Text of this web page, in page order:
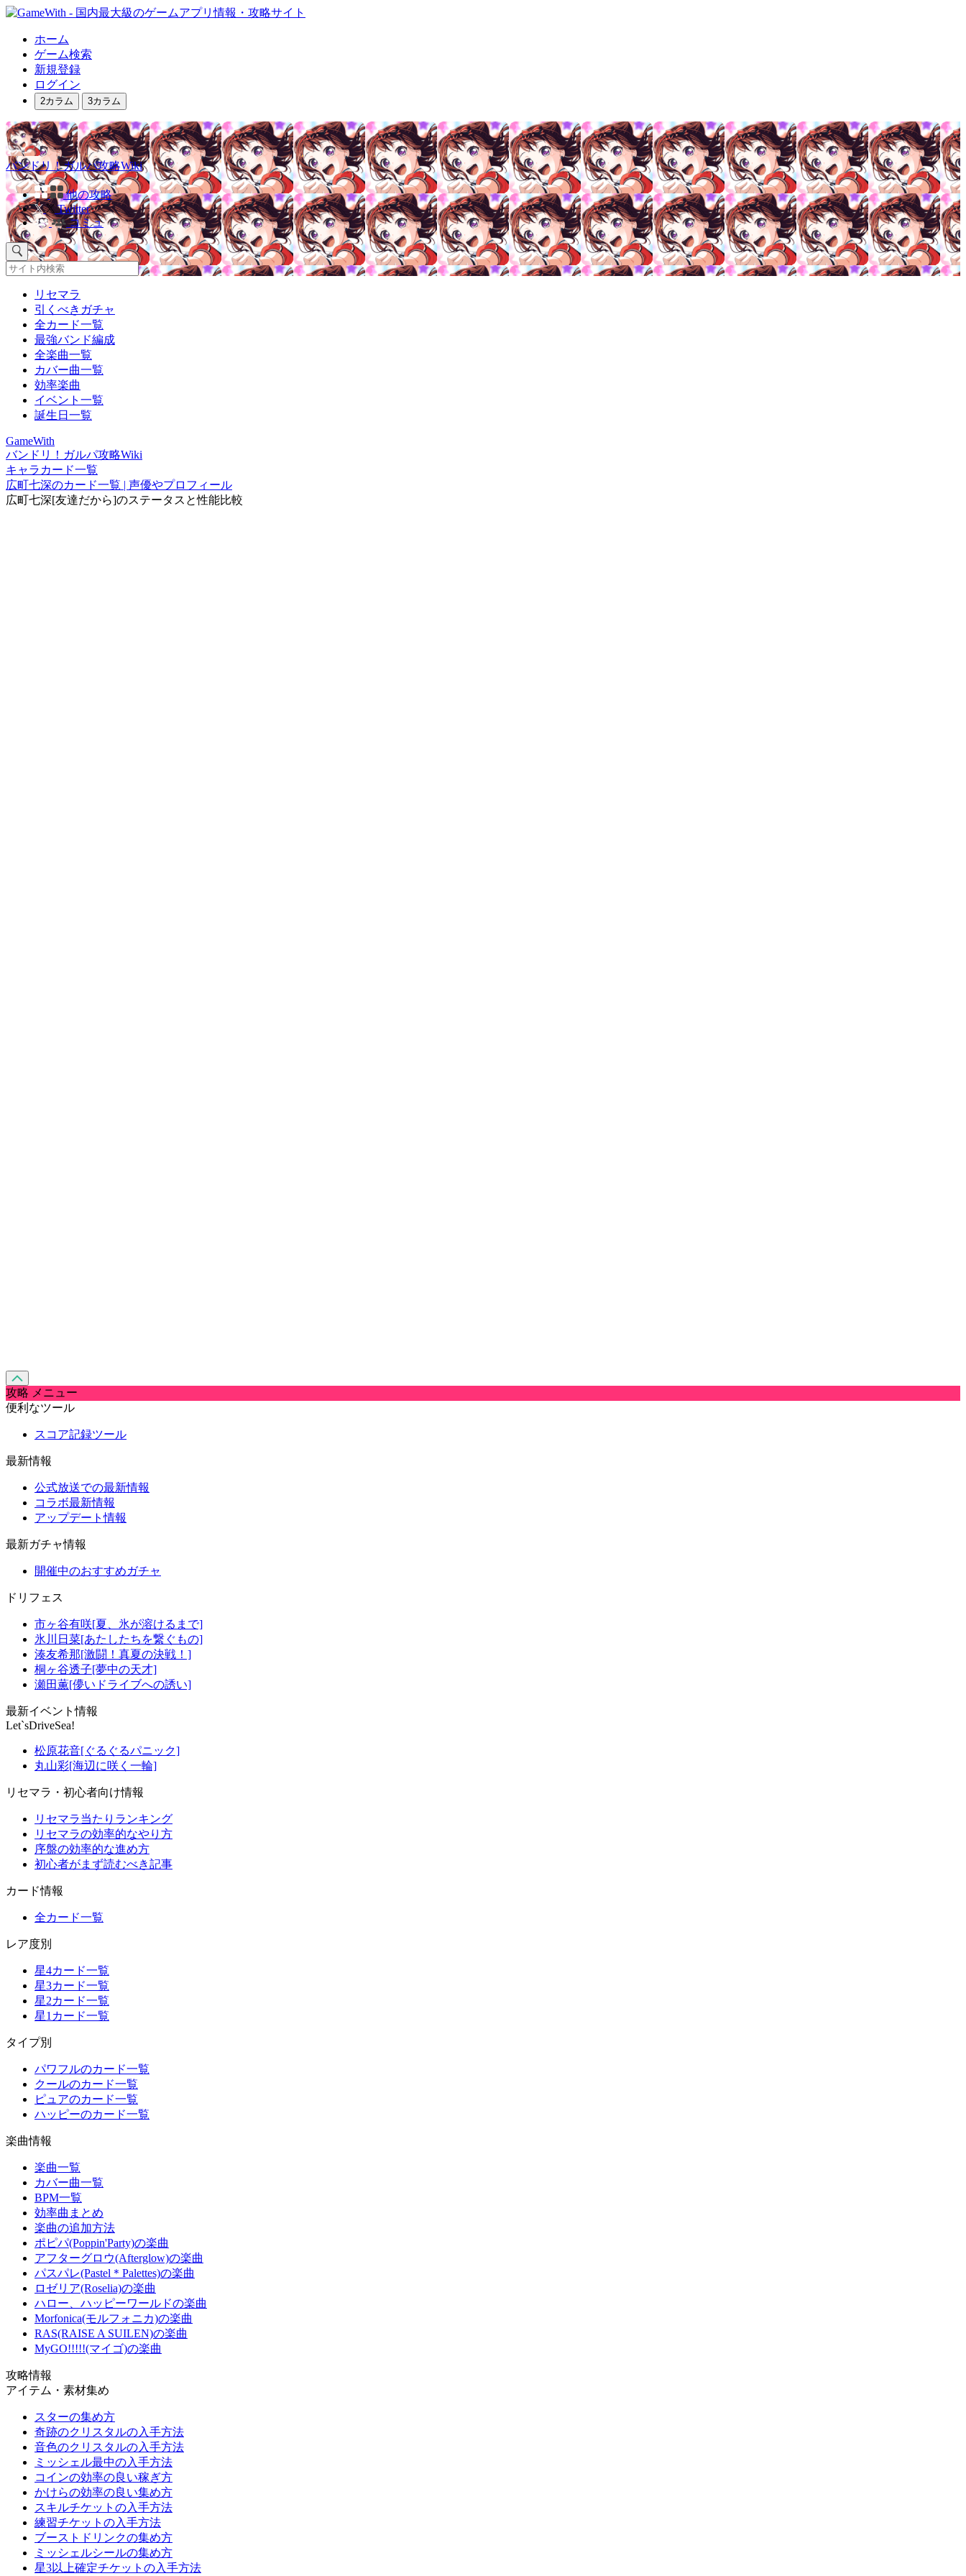
ホーム
ゲーム検索
新規登録
ログイン
2カラム 3カラム
バンドリ！ガルパ攻略Wiki
他の攻略
Twitter
コミュ
リセマラ
引くべきガチャ
全カード一覧
最強バンド編成
全楽曲一覧
カバー曲一覧
効率楽曲
イベント一覧
誕生日一覧
GameWith
バンドリ！ガルパ攻略Wiki
キャラカード一覧
広町七深のカード一覧 | 声優やプロフィール
広町七深[友達だから]のステータスと性能比較
攻略 メニュー
便利なツール
スコア記録ツール
最新情報
公式放送での最新情報
コラボ最新情報
アップデート情報
最新ガチャ情報
開催中のおすすめガチャ
ドリフェス
市ヶ谷有咲[夏、氷が溶けるまで]
氷川日菜[あたしたちを繋ぐもの]
湊友希那[激闘！真夏の決戦！]
桐ヶ谷透子[夢中の天才]
瀬田薫[儚いドライブへの誘い]
最新イベント情報
Let`sDriveSea!
松原花音[ぐるぐるパニック]
丸山彩[海辺に咲く一輪]
リセマラ・初心者向け情報
リセマラ当たりランキング
リセマラの効率的なやり方
序盤の効率的な進め方
初心者がまず読むべき記事
カード情報
全カード一覧
レア度別
星4カード一覧
星3カード一覧
星2カード一覧
星1カード一覧
タイプ別
パワフルのカード一覧
クールのカード一覧
ピュアのカード一覧
ハッピーのカード一覧
楽曲情報
楽曲一覧
カバー曲一覧
BPM一覧
効率曲まとめ
楽曲の追加方法
ポピパ(Poppin'Party)の楽曲
アフターグロウ(Afterglow)の楽曲
パスパレ(Pastel＊Palettes)の楽曲
ロゼリア(Roselia)の楽曲
ハロー、ハッピーワールドの楽曲
Morfonica(モルフォニカ)の楽曲
RAS(RAISE A SUILEN)の楽曲
MyGO!!!!!(マイゴ)の楽曲
攻略情報
アイテム・素材集め
スターの集め方
奇跡のクリスタルの入手方法
音色のクリスタルの入手方法
ミッシェル最中の入手方法
コインの効率の良い稼ぎ方
かけらの効率の良い集め方
スキルチケットの入手方法
練習チケットの入手方法
ブーストドリンクの集め方
ミッシェルシールの集め方
星3以上確定チケットの入手方法